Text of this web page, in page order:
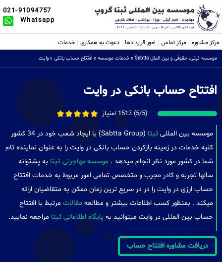
021-91094757
Whatsapp
مرکز مشاوره مرکز تماس امور قراردادها دعوت به همکاری خدمات
موسسه ثبتی، حقوقی و بین الملل Sabtta » خدمات موسسه » افتتاح حساب بانکی » وایت
افتتاح حساب بانکی در وایت
(5/5) 1513 امتیاز
موسسه بین المللی ثبتا
(Sabtta Group) با ایجاد شعب خود در 34 کشور
کلیه خدمات در زمینه بازکردن حساب بانکی در وایت را به عنوان نماینده تام
شما در کشور مورد نظر انجام میدهد . موسسه مهاجرتی ثبتا به پشتوانه
سالها تجربه و کادر مجرب و متخصص تمامی امور مربوط به خدمات افتتاح
حساب ارزی در وایت را در در سریع ترین زمان ممکن به متقاضیان ارائه
میکند . بمنظور کسب اطلاعات بیشتر و مطالعه مقالات مرتبط با افتتاح
حساب بین المللی در وایت میتوانید به پایگاه اطلاعاتی ثبتا مراجعه نمایید.
دریافت مشاوره افتتاح حساب